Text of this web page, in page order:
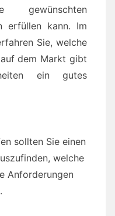
erfüllen kann. Im
Sie, welche
dem Markt gibt
ein gutes
sollten Sie einen
welche
Anforderungen